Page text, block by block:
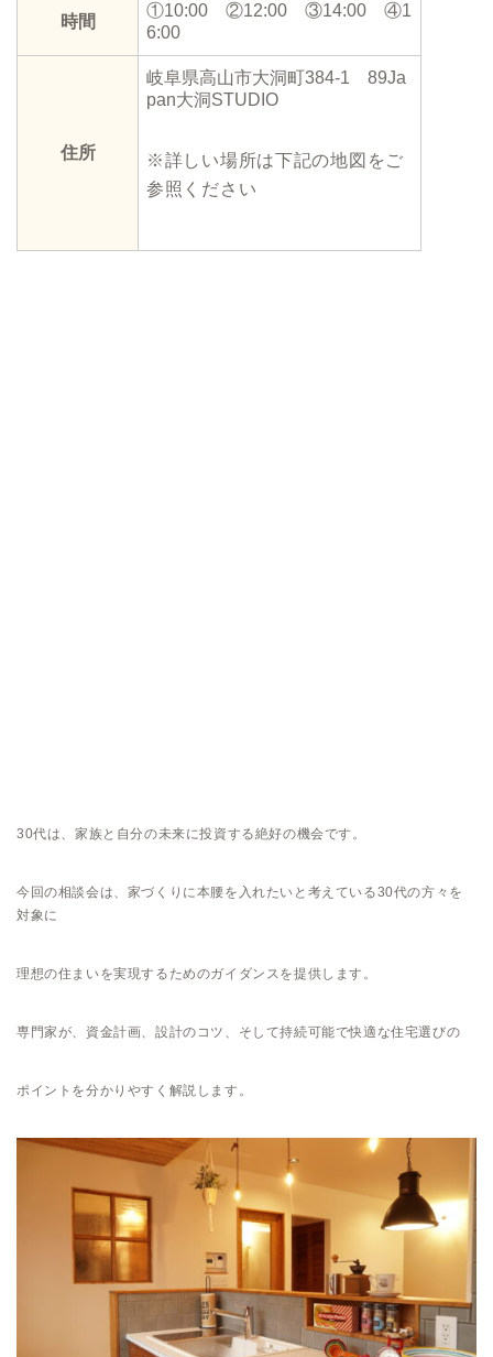
時間
①10:00 ②12:00 ③14:00 ④1
6:00
住所
岐阜県高山市大洞町384-1 89Ja
pan大洞STUDIO
※詳しい場所は下記の地図をご
参照ください
30代は、家族と自分の未来に投資する絶好の機会です。
今回の相談会は、家づくりに本腰を入れたいと考えている30代の方々を
対象に
理想の住まいを実現するためのガイダンスを提供します。
専門家が、資金計画、設計のコツ、そして持続可能で快適な住宅選びの
ポイントを分かりやすく解説します。